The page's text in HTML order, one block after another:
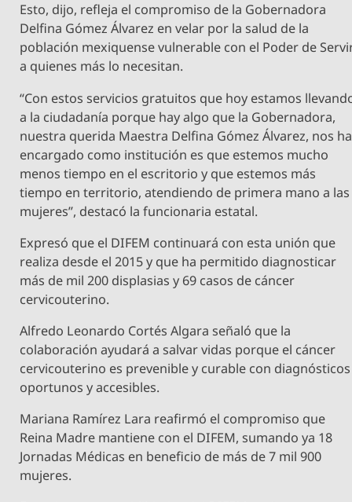
Esto, dijo, refleja el compromiso de la Gobernadora
Delfina Gómez Álvarez en velar por la salud de la
población mexiquense vulnerable con el Poder de
a quienes más lo necesitan.
“Con estos servicios gratuitos que hoy estamos
a la ciudadanía porque hay algo que la Gobernadora,
nuestra querida Maestra Delfina Gómez Álvarez, nos ha
encargado como institución es que estemos mucho
menos tiempo en el escritorio y que estemos más
tiempo en territorio, atendiendo de primera mano a las
mujeres”, destacó la funcionaria estatal.
Expresó que el DIFEM continuará con esta unión que
realiza desde el 2015 y que ha permitido diagnosticar
más de mil 200 displasias y 69 casos de cáncer
cervicouterino.
Alfredo Leonardo Cortés Algara señaló que la
colaboración ayudará a salvar vidas porque el cáncer
cervicouterino es prevenible y curable con diagnósticos
oportunos y accesibles.
Mariana Ramírez Lara reafirmó el compromiso que
Reina Madre mantiene con el DIFEM, sumando ya 18
Jornadas Médicas en beneficio de más de 7 mil 900
mujeres.